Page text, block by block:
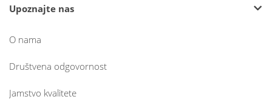
Upoznajte nas
O nama
Društvena odgovornost
Jamstvo kvalitete